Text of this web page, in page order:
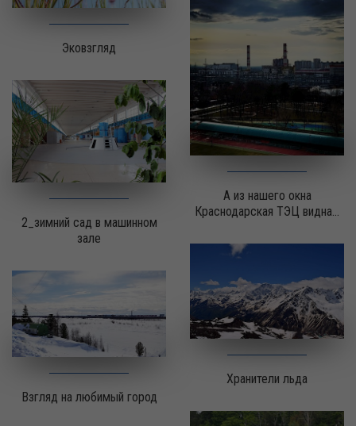
Эковзгляд
2_зимний сад в машинном
зале
А из нашего окна
Краснодарская ТЭЦ видна...
Взгляд на любимый город
Хранители льда